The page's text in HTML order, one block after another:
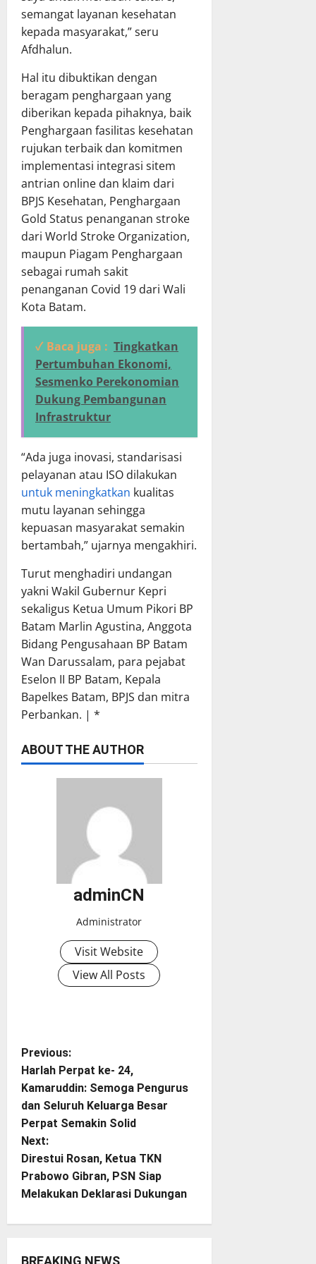
semangat layanan kesehatan
kepada masyarakat,” seru
Afdhalun.
Hal itu dibuktikan dengan
beragam penghargaan yang
diberikan kepada pihaknya, baik
Penghargaan fasilitas kesehatan
rujukan terbaik dan komitmen
implementasi integrasi sitem
antrian online dan klaim dari
BPJS Kesehatan, Penghargaan
Gold Status penanganan stroke
dari World Stroke Organization,
maupun Piagam Penghargaan
sebagai rumah sakit
penanganan Covid 19 dari Wali
Kota Batam.
✓ Baca juga : Tingkatkan
Pertumbuhan Ekonomi,
Sesmenko Perekonomian
Dukung Pembangunan
Infrastruktur
“Ada juga inovasi, standarisasi
pelayanan atau ISO dilakukan
untuk meningkatkan kualitas
mutu layanan sehingga
kepuasan masyarakat semakin
bertambah,” ujarnya mengakhiri.
Turut menghadiri undangan
yakni Wakil Gubernur Kepri
sekaligus Ketua Umum Pikori BP
Batam Marlin Agustina, Anggota
Bidang Pengusahaan BP Batam
Wan Darussalam, para pejabat
Eselon II BP Batam, Kepala
Bapelkes Batam, BPJS dan mitra
Perbankan. | *
ABOUT THE AUTHOR
adminCN
Administrator
Visit Website
View All Posts
P
o
s
t
n
a
Previous:
Harlah Perpat ke- 24,
Kamaruddin: Semoga Pengurus
dan Seluruh Keluarga Besar
Perpat Semakin Solid
Next:
Direstui Rosan, Ketua TKN
Prabowo Gibran, PSN Siap
Melakukan Deklarasi Dukungan
BREAKING NEWS